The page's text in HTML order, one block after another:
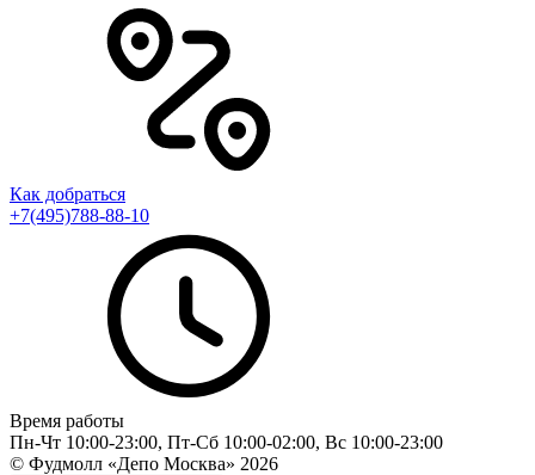
Как добраться
+7(495)788-88-10
Время работы
Пн-Чт 10:00-23:00, Пт-Сб 10:00-02:00, Вс 10:00-23:00
© Фудмолл «Депо Москва» 2026